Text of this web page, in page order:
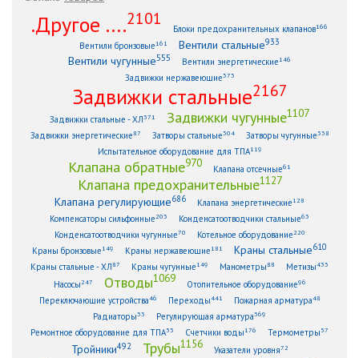
.Другое ....2101
Блоки предохранительных клапанов166
Вентили бронзовые161 Вентили стальные933
Вентили чугунные555 Вентили энергетические146
Задвижки нержавеющие373
Задвижки стальные2167
Задвижки стальные - ХЛ371 Задвижки чугунные1107
Задвижки энергетические87 Затворы стальные304 Затворы чугунные338
Испытательное оборудование для ТПА119
Клапана обратные970 Клапана отсечные61
Клапана предохранительные1127
Клапана регулирующие686 Клапана энергетические128
Компенсаторы сильфонные 203 Конденсатоотводчики стальные63
Конденсатоотводчики чугунные70 Котельное оборудование 220
Краны бронзовые149 Краны нержавеющие181 Краны стальные610
Краны стальные - ХЛ87 Краны чугунные149 Манометры88 Метизы433
Насосы 247 Отводы1069 Отопительное оборудование96
Переключающие устройства46 Переходы441 Пожарная арматура48
Радиаторы33 Регулирующая арматура369
Ремонтное оборудование для ТПА53 Счетчики воды176 Термометры 57
Тройники492 Трубы1156 Указатели уровня72